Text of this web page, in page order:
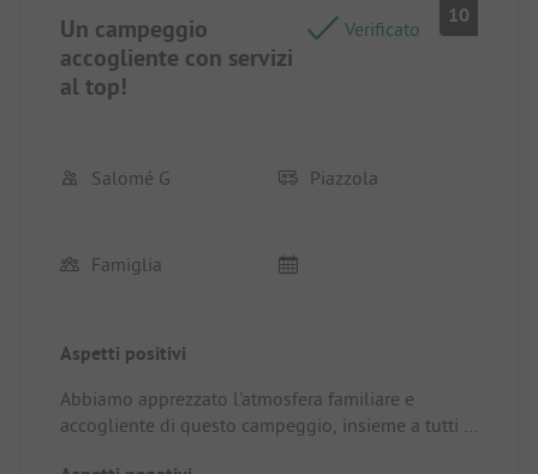
Un campeggio
accogliente con servizi
al top!
Verificato
10
Salomé G Piazzola
Famiglia
Aspetti positivi
Abbiamo apprezzato l'atmosfera familiare e
accogliente di questo campeggio, insieme a tutti i